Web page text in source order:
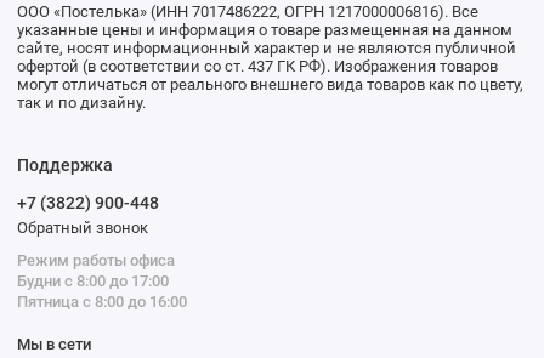
ООО «Постелька» (ИНН 7017486222, ОГРН 1217000006816). Все
указанные цены и информация о товаре размещенная на данном
сайте, носят информационный характер и не являются публичной
офертой (в соответствии со ст. 437 ГК РФ). Изображения товаров
могут отличаться от реального внешнего вида товаров как по цвету,
так и по дизайну.
Поддержка
+7 (3822) 900-448
Обратный звонок
Режим работы офиса
Будни с 8:00 до 17:00
Пятница с 8:00 до 16:00
Мы в сети